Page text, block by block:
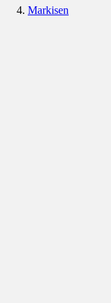
Markisen